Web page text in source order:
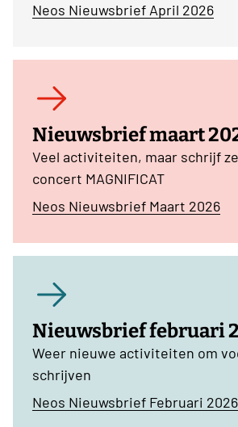
Neos Nieuwsbrief April 2026
Nieuwsbrief maart
Veel activiteiten, maar schrijf
concert MAGNIFICAT
Neos Nieuwsbrief Maart 2026
Nieuwsbrief februari
Weer nieuwe activiteiten om
schrijven
Neos Nieuwsbrief Februari 2026